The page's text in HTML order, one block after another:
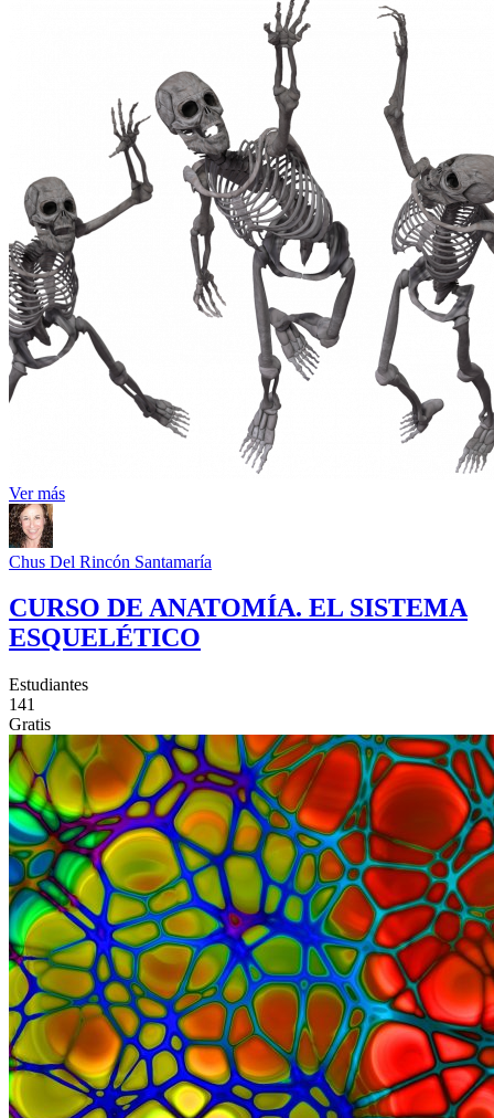
Ver más
Chus Del Rincón Santamaría
CURSO DE ANATOMÍA. EL SISTEMA
ESQUELÉTICO
Estudiantes
141
Gratis